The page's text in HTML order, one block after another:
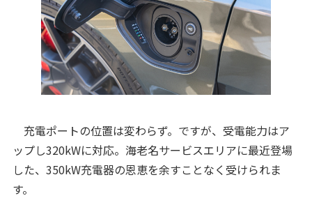
充電ポートの位置は変わらず。ですが、受電能力はア
ップし320kWに対応。海老名サービスエリアに最近登場
した、350kW充電器の恩恵を余すことなく受けられま
す。